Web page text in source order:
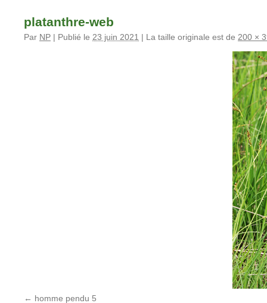
platanthre-web
Par NP | Publié le 23 juin 2021 | La taille originale est de 200 ×
homme pendu 5